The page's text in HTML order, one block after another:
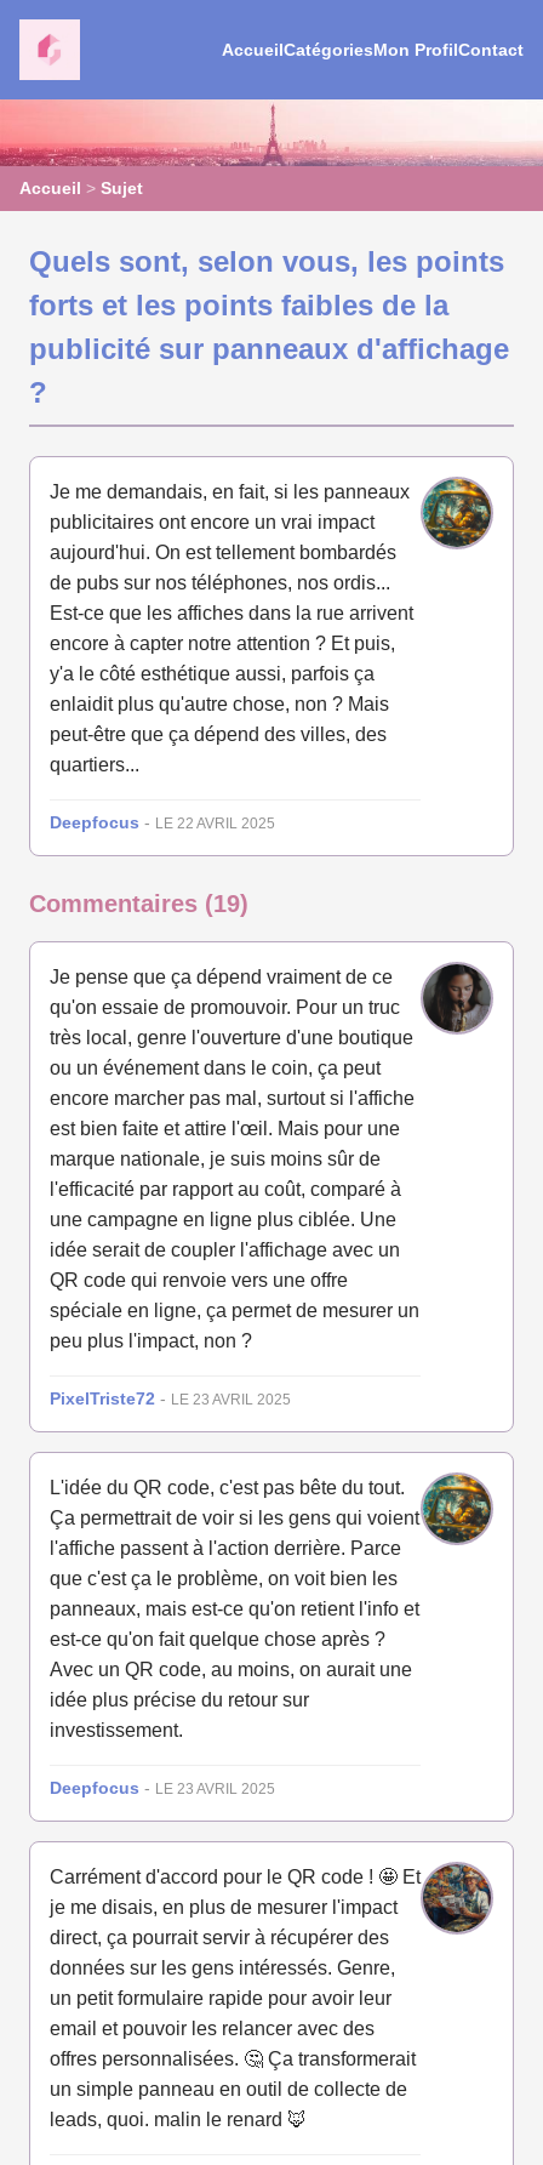
AccueilCatégoriesMon ProfilContact
Accueil > Sujet
Quels sont, selon vous, les points
forts et les points faibles de la
publicité sur panneaux d'affichage
?
Je me demandais, en fait, si les panneaux
publicitaires ont encore un vrai impact
aujourd'hui. On est tellement bombardés
de pubs sur nos téléphones, nos ordis...
Est-ce que les affiches dans la rue arrivent
encore à capter notre attention ? Et puis,
y'a le côté esthétique aussi, parfois ça
enlaidit plus qu'autre chose, non ? Mais
peut-être que ça dépend des villes, des
quartiers...
Deepfocus - LE 22 AVRIL 2025
Commentaires (19)
Je pense que ça dépend vraiment de ce
qu'on essaie de promouvoir. Pour un truc
très local, genre l'ouverture d'une boutique
ou un événement dans le coin, ça peut
encore marcher pas mal, surtout si l'affiche
est bien faite et attire l'œil. Mais pour une
marque nationale, je suis moins sûr de
l'efficacité par rapport au coût, comparé à
une campagne en ligne plus ciblée. Une
idée serait de coupler l'affichage avec un
QR code qui renvoie vers une offre
spéciale en ligne, ça permet de mesurer un
peu plus l'impact, non ?
PixelTriste72 - LE 23 AVRIL 2025
L'idée du QR code, c'est pas bête du tout.
Ça permettrait de voir si les gens qui voient
l'affiche passent à l'action derrière. Parce
que c'est ça le problème, on voit bien les
panneaux, mais est-ce qu'on retient l'info et
est-ce qu'on fait quelque chose après ?
Avec un QR code, au moins, on aurait une
idée plus précise du retour sur
investissement.
Deepfocus - LE 23 AVRIL 2025
Carrément d'accord pour le QR code ! 🤩 Et
je me disais, en plus de mesurer l'impact
direct, ça pourrait servir à récupérer des
données sur les gens intéressés. Genre,
un petit formulaire rapide pour avoir leur
email et pouvoir les relancer avec des
offres personnalisées. 🤔 Ça transformerait
un simple panneau en outil de collecte de
leads, quoi. malin le renard 🦊